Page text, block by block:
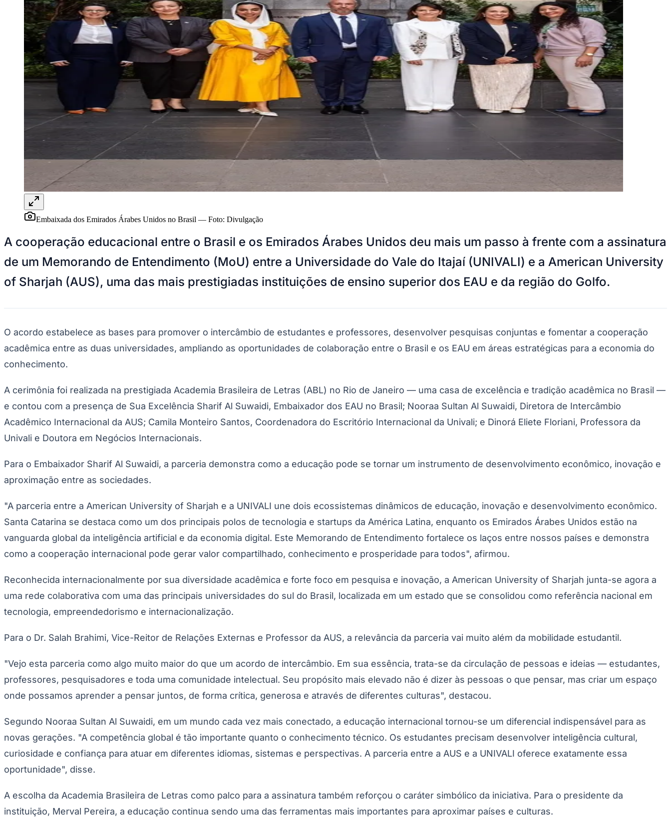
Cidades da Região
Santana de ParnaíbaOsascoCarapicuíbaJandiraItapeviCotiaPirapora do Bom JesusAraçariguamaCajamarCaieirasFranco da RochaFrancisco MoratoTaboão da SerraEmbu das ArtesSão Roque
Para Sua Empresa
Anuncie Regional
Guia de Empresas
Vagas na Região
Novo
Hub de Negócios
Guia Comercial
Selo Verificado
Portal Educacional
Agenda de Vestibulares
Vagas de Emprego
Concursos
Panorama Econômico
Panorama Econômico
Para Sua Empresa
Anuncie no Portal
Verificar Empresa
Anunciar VagasNovo
NBA
NFL
Fórmula 1
UFC
Tênis (ATP)
MLB
Brasileirão Série B
Copa do Brasil
Libertadores
Sul-Americana
Copa América
Champions League
La Liga
Corinthians Palmeiras
Embaixada dos Emirados Árabes Unidos no Brasil — Foto: Divulgação
A cooperação educacional entre o Brasil e os Emirados Árabes Unidos deu mais um passo à frente com a assinatura
de um Memorando de Entendimento (MoU) entre a Universidade do Vale do Itajaí (UNIVALI) e a American University
of Sharjah (AUS), uma das mais prestigiadas instituições de ensino superior dos EAU e da região do Golfo.
O acordo estabelece as bases para promover o intercâmbio de estudantes e professores, desenvolver pesquisas conjuntas e fomentar a cooperação
acadêmica entre as duas universidades, ampliando as oportunidades de colaboração entre o Brasil e os EAU em áreas estratégicas para a economia do
conhecimento.
A cerimônia foi realizada na prestigiada Academia Brasileira de Letras (ABL) no Rio de Janeiro — uma casa de excelência e tradição acadêmica no Brasil —
e contou com a presença de Sua Excelência Sharif Al Suwaidi, Embaixador dos EAU no Brasil; Nooraa Sultan Al Suwaidi, Diretora de Intercâmbio
Acadêmico Internacional da AUS; Camila Monteiro Santos, Coordenadora do Escritório Internacional da Univali; e Dinorá Eliete Floriani, Professora da
Univali e Doutora em Negócios Internacionais.
Para o Embaixador Sharif Al Suwaidi, a parceria demonstra como a educação pode se tornar um instrumento de desenvolvimento econômico, inovação e
aproximação entre as sociedades.
"A parceria entre a American University of Sharjah e a UNIVALI une dois ecossistemas dinâmicos de educação, inovação e desenvolvimento econômico.
Santa Catarina se destaca como um dos principais polos de tecnologia e startups da América Latina, enquanto os Emirados Árabes Unidos estão na
vanguarda global da inteligência artificial e da economia digital. Este Memorando de Entendimento fortalece os laços entre nossos países e demonstra
como a cooperação internacional pode gerar valor compartilhado, conhecimento e prosperidade para todos", afirmou.
Reconhecida internacionalmente por sua diversidade acadêmica e forte foco em pesquisa e inovação, a American University of Sharjah junta-se agora a
uma rede colaborativa com uma das principais universidades do sul do Brasil, localizada em um estado que se consolidou como referência nacional em
tecnologia, empreendedorismo e internacionalização.
Para o Dr. Salah Brahimi, Vice-Reitor de Relações Externas e Professor da AUS, a relevância da parceria vai muito além da mobilidade estudantil.
"Vejo esta parceria como algo muito maior do que um acordo de intercâmbio. Em sua essência, trata-se da circulação de pessoas e ideias — estudantes,
professores, pesquisadores e toda uma comunidade intelectual. Seu propósito mais elevado não é dizer às pessoas o que pensar, mas criar um espaço
onde possamos aprender a pensar juntos, de forma crítica, generosa e através de diferentes culturas", destacou.
Segundo Nooraa Sultan Al Suwaidi, em um mundo cada vez mais conectado, a educação internacional tornou-se um diferencial indispensável para as
novas gerações. "A competência global é tão importante quanto o conhecimento técnico. Os estudantes precisam desenvolver inteligência cultural,
curiosidade e confiança para atuar em diferentes idiomas, sistemas e perspectivas. A parceria entre a AUS e a UNIVALI oferece exatamente essa
oportunidade", disse.
A escolha da Academia Brasileira de Letras como palco para a assinatura também reforçou o caráter simbólico da iniciativa. Para o presidente da
instituição, Merval Pereira, a educação continua sendo uma das ferramentas mais importantes para aproximar países e culturas.